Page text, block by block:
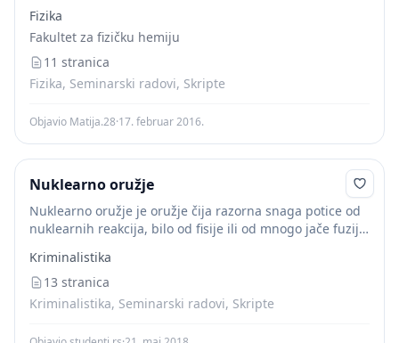
Nuklearne sile pokazuju svojstvo zasićenosti u smislu...
Fizika
Fakultet za fizičku hemiju
11 stranica
Fizika, Seminarski radovi, Skripte
Objavio Matija.28·17. februar 2016.
Nuklearno oružje
Nuklearno oružje je oružje čija razorna snaga potice od
nuklearnih reakcija, bilo od fisije ili od mnogo jače fuzije.
učinkom je...
Kriminalistika
13 stranica
Kriminalistika, Seminarski radovi, Skripte